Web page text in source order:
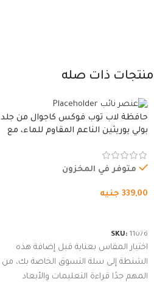
منتجات ذات صله
حافظة لاب توب فوكس كاجوال من جلد
بولي يوريثين الناعم المقاوم للماء، مع
متوفر في المخزون
339,00 جنيه
SKU: 11076
اختيار المقاس بعناية قبل إضافة هذه
الشنطة إلى سلة التسوق الخاصة بك، من
المهم جدًا قراءة التعليمات والأبعاد